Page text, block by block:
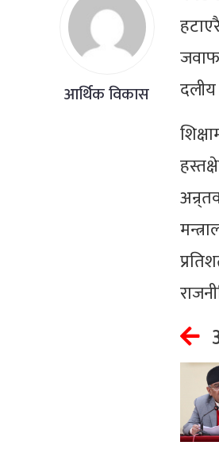
आर्थिक विकास
जवाफ